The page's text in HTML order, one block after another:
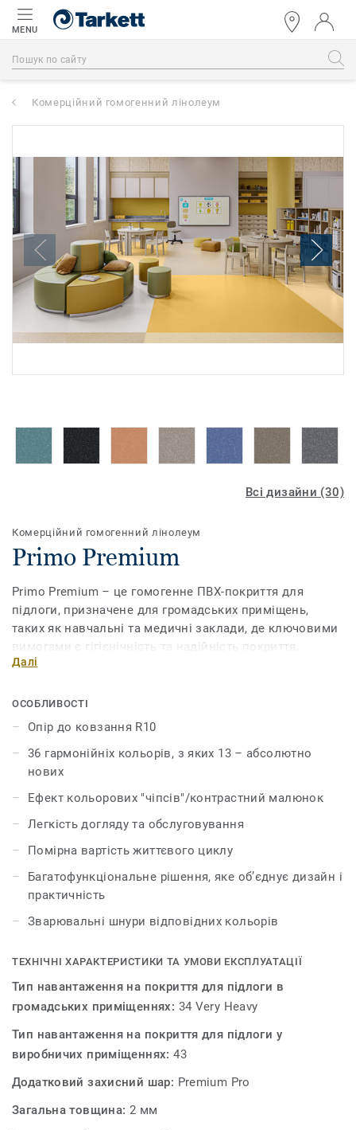
MENU
Комерційний гомогенний лінолеум
Всі дизайни (30)
Комерційний гомогенний лінолеум
Primo Premium
Primo Premium – це гомогенне ПВХ-покриття для
підлоги, призначене для громадських приміщень,
таких як навчальні та медичні заклади, де ключовими
вимогами є гігієнічність та надійність покриття.
Зміцнена поліуретаном поверхня PUR гарантує
колекції Primo Premium узгоджується з іншими
продуктами та аксесуарами групи Premium.
Далі
ОСОБЛИВОСТІ
Опір до ковзання R10
36 гармонійніх кольорів, з яких 13 – абсолютно
нових
Ефект кольорових "чіпсів"/контрастний малюнок
Легкість догляду та обслуговування
Помірна вартість життєвого циклу
Багатофункціональне рішення, яке об’єднує дизайн і
практичність
Зварювальні шнури відповідних кольорів
ТЕХНІЧНІ ХАРАКТЕРИСТИКИ ТА УМОВИ ЕКСПЛУАТАЦІЇ
Тип навантаження на покриття для підлоги в
громадських приміщеннях: 34 Very Heavy
Тип навантаження на покриття для підлоги у
виробничих приміщеннях:43
Додатковий захисний шар: Premium Pro
Загальна товщина: 2 мм